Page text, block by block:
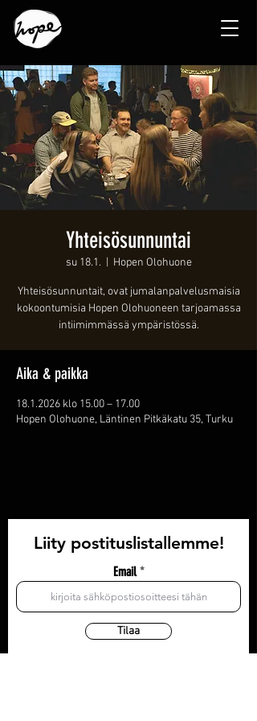
Yhteisösunnuntai
su 18.1. Hopen Olohuone
Yhteisösunnuntait, ovat jumalanpalvelusmaisia
kokoontumisia Hopen Olohuoneen tarjoamassa
intiimimmässä ympäristössä.
Aika & paikka
18.1.2026 klo 15.00 – 17.00
Hopen Olohuone, Läntinen Pitkäkatu 35, Turku
Liity postituslistallemme!
Email
Tilaa